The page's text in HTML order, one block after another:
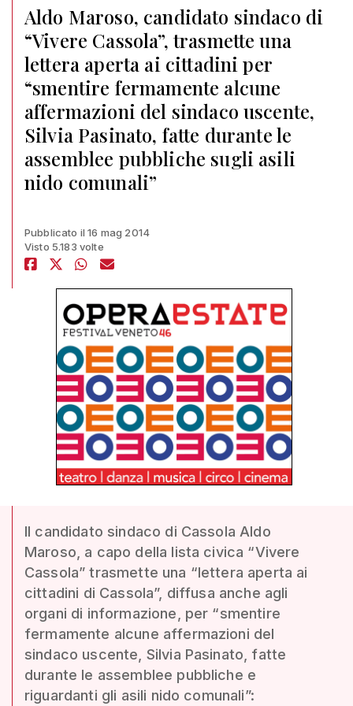
Aldo Maroso, candidato sindaco di
“Vivere Cassola”, trasmette una
lettera aperta ai cittadini per
“smentire fermamente alcune
affermazioni del sindaco uscente,
Silvia Pasinato, fatte durante le
assemblee pubbliche sugli asili
nido comunali”
Pubblicato il 16 mag 2014
Visto 5.183 volte
Il candidato sindaco di Cassola Aldo
Maroso, a capo della lista civica “Vivere
Cassola” trasmette una “lettera aperta ai
cittadini di Cassola”, diffusa anche agli
organi di informazione, per “smentire
fermamente alcune affermazioni del
sindaco uscente, Silvia Pasinato, fatte
durante le assemblee pubbliche e
riguardanti gli asili nido comunali”: